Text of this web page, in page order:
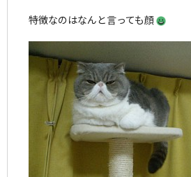
特徴なのはなんと言っても顔